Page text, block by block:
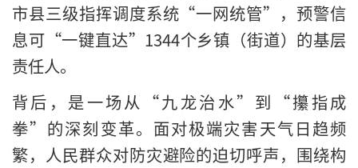
市县三级指挥调度系统“一网统管”，预警信
息可“一键直达”1344个乡镇（街道）的基层
责任人。
背后，是一场从“九龙治水”到“攥指成
拳”的深刻变革。面对极端灾害天气日趋频
繁，人民群众对防灾避险的迫切呼声，围绕构